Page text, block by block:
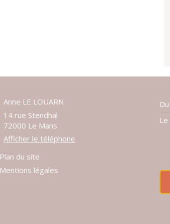
Anne LE LOUARN
14 rue Stendhal
72000 Le Mans
Afficher le téléphone
Plan du site
Mentions légales
Du
Le